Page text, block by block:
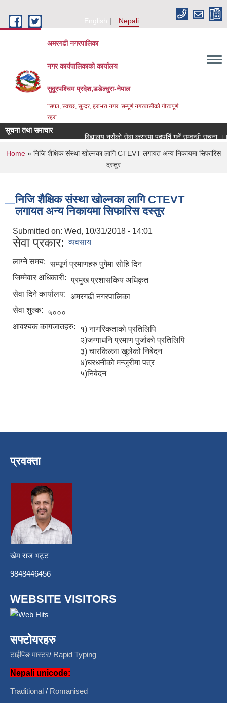
English
Nepali
अमरगढी नगरपालिका
नगर कार्यपालिकाको कार्यालय
सुदूरपश्चिम प्रदेश,डडेल्धुरा-नेपाल
"सफा, स्वच्छ, सुन्दर, हराभरा नगर: सम्पूर्ण नगरबासीको गौरवपूर्ण
रहर"
सूचना तथा समाचार
विद्यालय नर्सको सेवा करारमा पदपूर्ति गर्ने सम्वन्धी सूचना ।।
You are here
Home » निजि शैक्षिक संस्था खोल्नका लागि CTEVT लगायत अन्य निकायमा सिफारिस
दस्तुर
निजि शैक्षिक संस्था खोल्नका लागि CTEVT
लगायत अन्य निकायमा सिफारिस दस्तुर
Submitted on: Wed, 10/31/2018 - 14:01
सेवा प्रकार: व्यवसाय
लाग्ने समय: सम्पूर्ण प्रमाणहरु पुगेमा सोहि दिन
जिम्मेवार अधिकारी: प्रमुख प्रशासकिय अधिकृत
सेवा दिने कार्यालय: अमरगढी नगरपालिका
सेवा शुल्क:
५०००
आवश्यक कागजातहरु:
१) नागरिकताको प्रतिलिपि
२)जग्गाधनि प्रमाण पुर्जाको प्रतिलिपि
३) चारकिल्ला खुलेको निबेदन
४)घरधनीको मन्जुरीमा पत्र
५)निबेदन
प्रवक्ता
खेम राज भट्ट
9848446456
WEBSITE VISITORS
सफ्टोयरहरु
टाईपिङ मास्टर/ Rapid Typing
Nepali unicode:
Traditional / Romanised